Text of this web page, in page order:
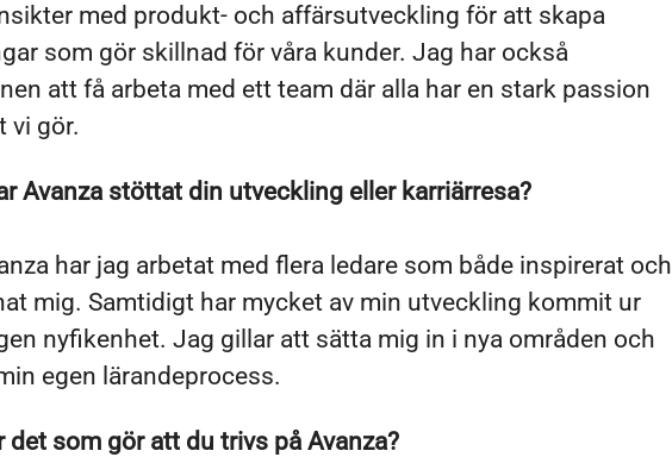
med produkt- och affärsutveckling för att skapa
som gör skillnad för våra kunder. Jag har också
att få arbeta med ett team där alla har en stark passion
vi gör.
Avanza stöttat din utveckling eller karriärresa?
har jag arbetat med flera ledare som både inspirerat och
mig. Samtidigt har mycket av min utveckling kommit ur
nyfikenhet. Jag gillar att sätta mig in i nya områden och
egen lärandeprocess.
det som gör att du trivs på Avanza?